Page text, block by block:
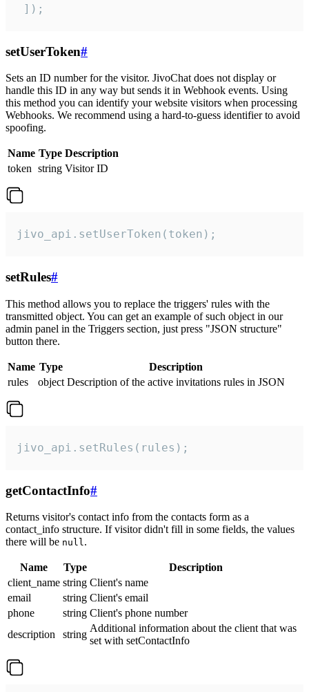
]);
setUserToken#
Sets an ID number for the visitor. JivoChat does not display or
handle this ID in any way but sends it in Webhook events. Using
this method you can identify your website visitors when processing
Webhooks. We recommend using a hard-to-guess identifier to avoid
spoofing.
Name Type Description
token string Visitor ID
jivo_api.setUserToken(token);
setRules#
This method allows you to replace the triggers' rules with the
transmitted object. You can get an example of such object in our
admin panel in the Triggers section, just press "JSON structure"
button there.
Name Type
Description
rules
object Description of the active invitations rules in JSON
jivo_api.setRules(rules);
getContactInfo#
Returns visitor's contact info from the contacts form as a
contact_info structure. If visitor didn't fill in some fields, the values
there will be null.
Name Type
Description
client_name string Client's name
email
string Client's email
phone
string Client's phone number
description
string
Additional information about the client that was
set with setContactInfo